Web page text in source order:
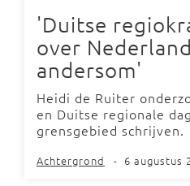
'Duitse
over
andersom'
Heidi de Ruiter
en Duitse regionale
grensgebied schrijven.
Achtergrond - 6 augustus